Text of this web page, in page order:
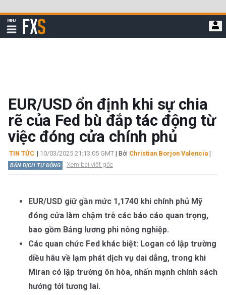
qua
đi
MENU
Hiển
thị
FXStreet
EUR/USD ổn định khi sự chia
rẽ của Fed bù đắp tác động từ
việc đóng cửa chính phủ
TIN TỨC | 10/03/2025 21:13:05 GMT | Bởi Christian Borjon Valencia |
BẢN DỊCH TỰ ĐỘNG Xem bài viết gốc
EUR/USD giữ gần mức 1,1740 khi chính phủ Mỹ
đóng cửa làm chậm trễ các báo cáo quan trọng,
bao gồm Bảng lương phi nông nghiệp.
Các quan chức Fed khác biệt: Logan có lập trường
diều hâu về lạm phát dịch vụ dai dẳng, trong khi
Miran có lập trường ôn hòa, nhấn mạnh chính sách
hướng tới tương lai.